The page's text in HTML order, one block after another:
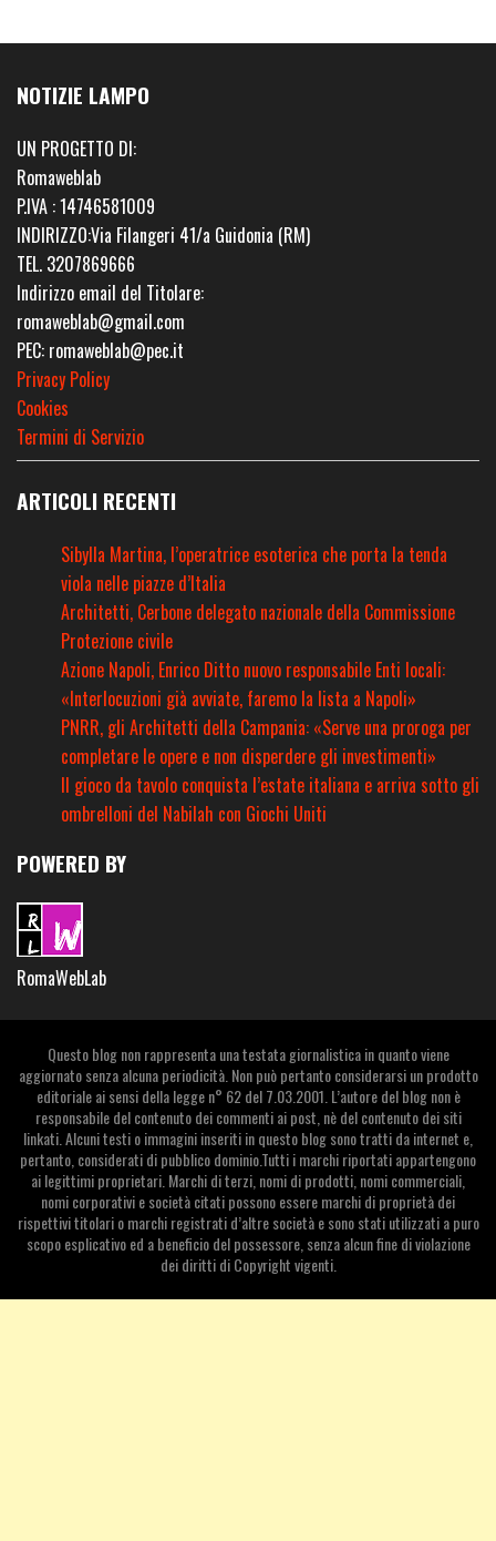
NOTIZIE LAMPO
UN PROGETTO DI:
Romaweblab
P.IVA : 14746581009
INDIRIZZO:Via Filangeri 41/a Guidonia (RM)
TEL. 3207869666
Indirizzo email del Titolare:
romaweblab@gmail.com
PEC: romaweblab@pec.it
Privacy Policy
Cookies
Termini di Servizio
ARTICOLI RECENTI
Sibylla Martina, l’operatrice esoterica che porta la tenda
viola nelle piazze d’Italia
Architetti, Cerbone delegato nazionale della Commissione
Protezione civile
Azione Napoli, Enrico Ditto nuovo responsabile Enti locali:
«Interlocuzioni già avviate, faremo la lista a Napoli»
PNRR, gli Architetti della Campania: «Serve una proroga per
completare le opere e non disperdere gli investimenti»
Il gioco da tavolo conquista l’estate italiana e arriva sotto gli
ombrelloni del Nabilah con Giochi Uniti
POWERED BY
RomaWebLab
Questo blog non rappresenta una testata giornalistica in quanto viene
aggiornato senza alcuna periodicità. Non può pertanto considerarsi un prodotto
editoriale ai sensi della legge n° 62 del 7.03.2001. L’autore del blog non è
responsabile del contenuto dei commenti ai post, nè del contenuto dei siti
linkati. Alcuni testi o immagini inseriti in questo blog sono tratti da internet e,
pertanto, considerati di pubblico dominio.Tutti i marchi riportati appartengono
ai legittimi proprietari. Marchi di terzi, nomi di prodotti, nomi commerciali,
nomi corporativi e società citati possono essere marchi di proprietà dei
rispettivi titolari o marchi registrati d’altre società e sono stati utilizzati a puro
scopo esplicativo ed a beneficio del possessore, senza alcun fine di violazione
dei diritti di Copyright vigenti.